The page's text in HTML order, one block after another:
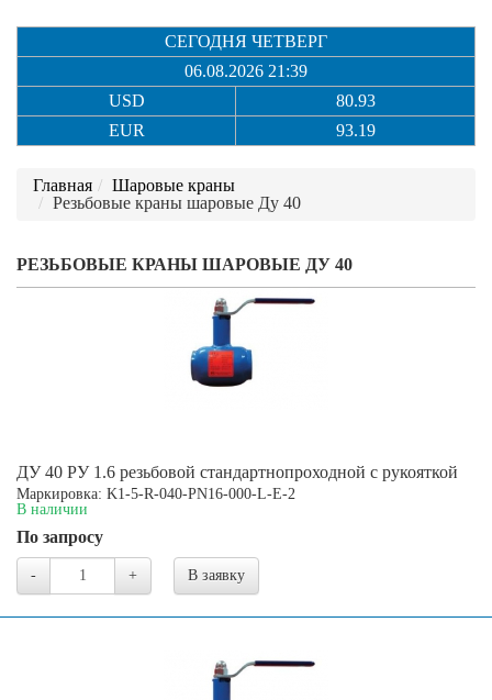
СЕГОДНЯ ЧЕТВЕРГ
06.08.2026 21:39
USD
80.93
EUR
93.19
Главная
Шаровые краны
Резьбовые краны шаровые Ду 40
РЕЗЬБОВЫЕ КРАНЫ ШАРОВЫЕ ДУ 40
ДУ 40 РУ 1.6 резьбовой стандартнопроходной с рукояткой
Маркировка: K1-5-R-040-PN16-000-L-E-2
В наличии
По запросу
- + В заявку